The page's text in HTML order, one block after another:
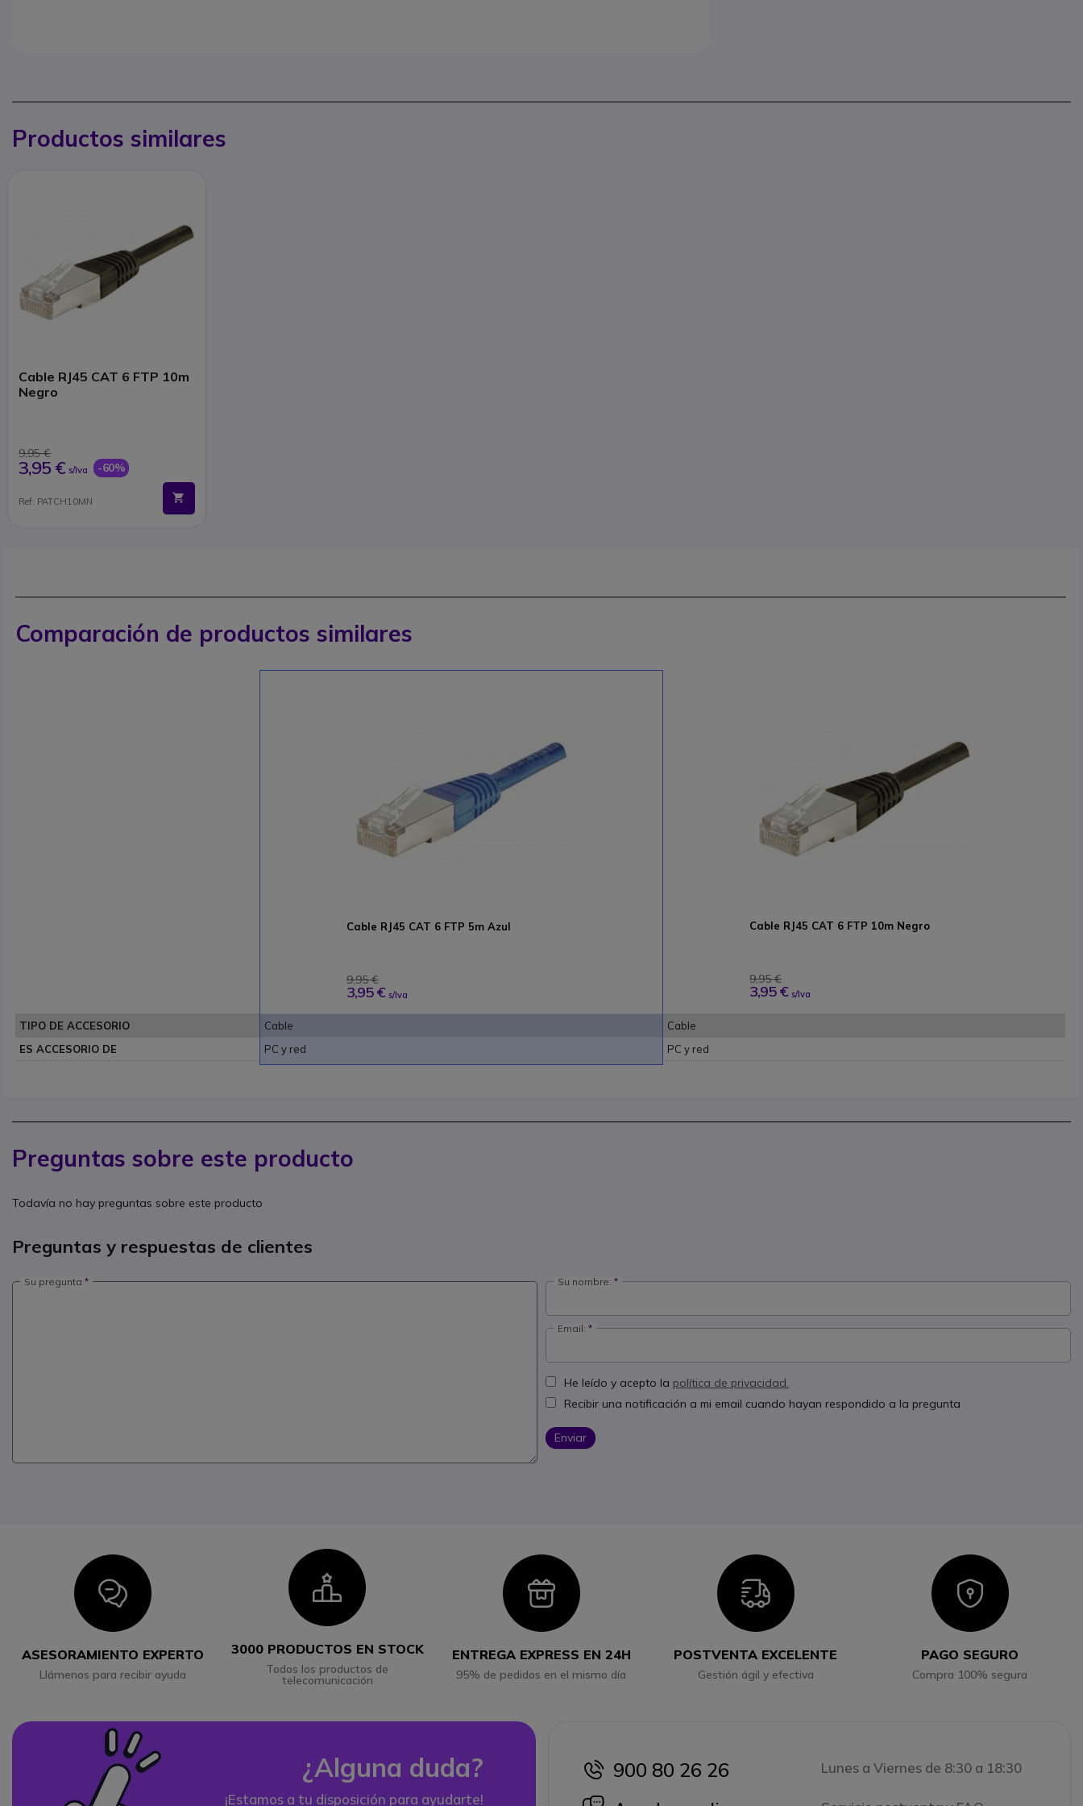
Productos similares
Cable RJ45 CAT 6 FTP 10m
Negro
9,95 €
3,95 € s/Iva -60%
Ref: PATCH10MN
Comparación de productos similares
Cable RJ45 CAT 6 FTP 5m Azul
9,95 €
3,95 € s/Iva
Cable RJ45 CAT 6 FTP 10m Negro
9,95 €
3,95 € s/Iva
TIPO DE ACCESORIO Cable
Cable
ES ACCESORIO DE
PC y red PC y red
Preguntas sobre este producto
Todavía no hay preguntas sobre este producto
Preguntas y respuestas de clientes
Su pregunta Su nombre:
Email:
He leído y acepto la política de privacidad.
Recibir una notificación a mi email cuando hayan respondido a la pregunta
Enviar
Icon
ASESORAMIENTO EXPERTO
Llámenos para recibir ayuda
Icon
3000 PRODUCTOS EN STOCK
Todos los productos de
telecomunicación
Icon
ENTREGA EXPRESS EN 24H
95% de pedidos en el mismo día
Icon
POSTVENTA EXCELENTE
Gestión ágil y efectiva
Icon
PAGO SEGURO
Compra 100% segura
¿Alguna duda?
¡Estamos a tu disposición para ayudarte!
icon
900 80 26 26 Lunes a Viernes de 8:30 a 18:30